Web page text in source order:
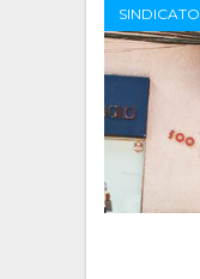
SINDICATO